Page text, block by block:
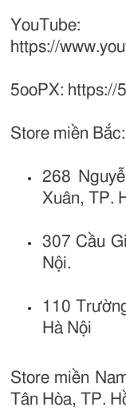
YouTube:
https://
5ooPX: https://
Store miền Bắc:
268
Xuân, TP.
307 Cầu
Nội.
110
Hà Nội
Store miền
Tân Hòa, TP.